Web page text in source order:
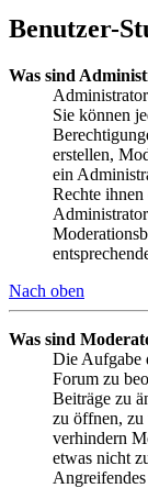
Benutzer-
Was sind
Sie können
erstellen,
ein
Rechte
Nach oben
Was sind
Die Aufgabe
Forum zu
Beiträge zu
zu öffnen, zu
verhindern
etwas nicht